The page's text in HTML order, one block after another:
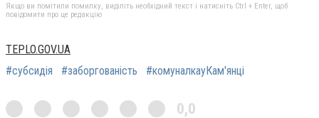
Якщо ви помітили помилку, виділіть необхідний текст і натисніть Ctrl + Enter, щоб
повідомити про це редакцію
TEPLO.GOV.UA
#субсидія
#заборгованість #комуналкауКам'янці
0,0